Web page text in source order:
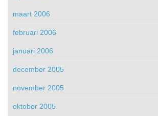
maart 2006
februari 2006
januari 2006
december 2005
november 2005
oktober 2005